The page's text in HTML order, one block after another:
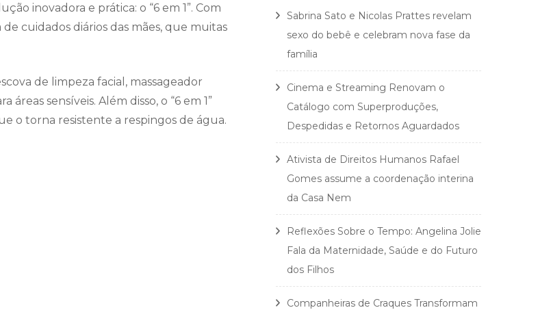
inovadora e prática: o “6 em 1”. Com
cuidados diários das mães, que muitas
de limpeza facial, massageador
sensíveis. Além disso, o “6 em 1”
o torna resistente a respingos de água.
Sabrina Sato e Nicolas Prattes revelam
sexo do bebê e celebram nova fase da
família
Cinema e Streaming Renovam o
Catálogo com Superproduções,
Despedidas e Retornos Aguardados
Ativista de Direitos Humanos Rafael
Gomes assume a coordenação interina
da Casa Nem
Reflexões Sobre o Tempo: Angelina Jolie
Fala da Maternidade, Saúde e do Futuro
dos Filhos
Companheiras de Craques Transformam